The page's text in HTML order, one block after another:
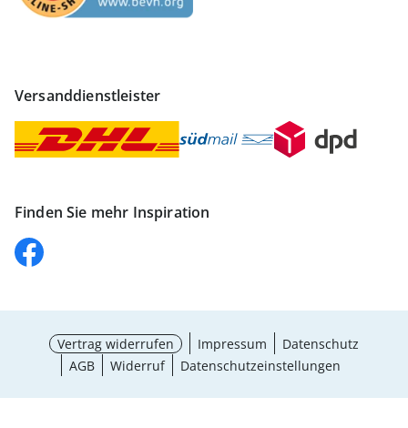
Versanddienstleister
Finden Sie mehr Inspiration
Vertrag widerrufen Impressum
Datenschutz
AGB
Widerruf Datenschutzeinstellungen